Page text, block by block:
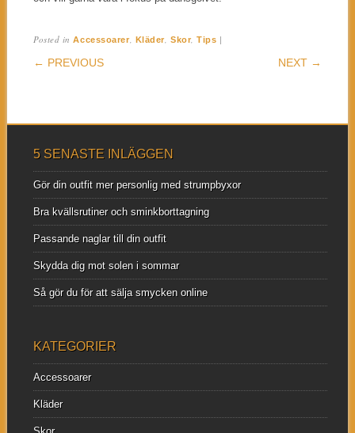
Posted inAccessoarer Kläder ,Skor ,Tips |
POST NAVIGATION
← PREVIOUS NEXT →
5 SENASTE INLÄGGEN
Gör din outfit mer personlig med strumpbyxor
Bra kvällsrutiner och sminkborttagning
Passande naglar till din outfit
Skydda dig mot solen i sommar
Så gör du för att sälja smycken online
KATEGORIER
Accessoarer
Kläder